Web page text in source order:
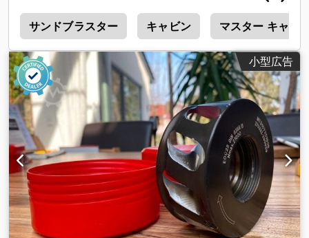
サンドブラスター キャビン マスター キャビ
小型広告